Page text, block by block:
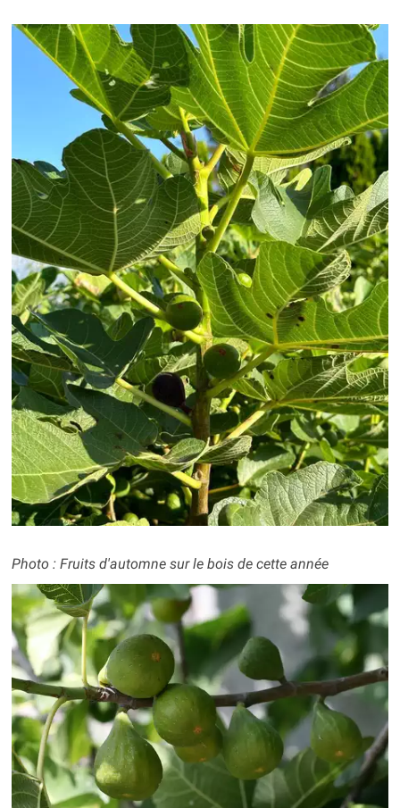
Photo : Fruits d'automne sur le bois de cette année